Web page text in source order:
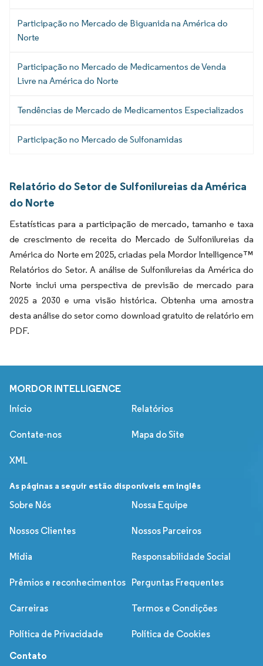
Participação no Mercado de Biguanida na América do
Norte
Participação no Mercado de Medicamentos de Venda
Livre na América do Norte
Tendências de Mercado de Medicamentos Especializados
Participação no Mercado de Sulfonamidas
Relatório do Setor de Sulfonilureias da América
do Norte
Estatísticas para a participação de mercado, tamanho e taxa
de crescimento de receita do Mercado de Sulfonilureias da
América do Norte em 2025, criadas pela Mordor Intelligence™
Relatórios do Setor. A análise de Sulfonilureias da América do
Norte inclui uma perspectiva de previsão de mercado para
2025 a 2030 e uma visão histórica. Obtenha uma amostra
desta análise do setor como download gratuito de relatório em
PDF.
MORDOR INTELLIGENCE
Início Relatórios
Contate-nos Mapa do Site
XML
As páginas a seguir estão disponíveis em inglês
Sobre Nós
Nossa Equipe
Nossos Clientes Nossos Parceiros
Mídia Responsabilidade Social
Prêmios e reconhecimentos Perguntas Frequentes
Carreiras Termos e Condições
Política de Privacidade Política de Cookies
Contato